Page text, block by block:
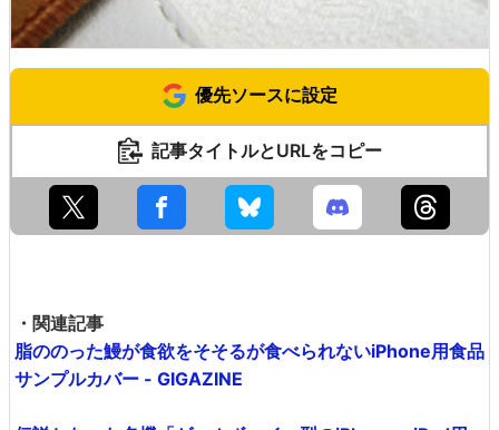
優先ソースに設定
記事タイトルとURLをコピー
・関連記事
脂ののった鰻が食欲をそそるが食べられないiPhone用食品
サンプルカバー - GIGAZINE